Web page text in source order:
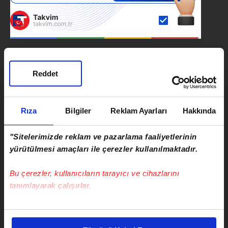
Rıza Bilgiler Reklam Ayarları Hakkında
"Sitelerimizde reklam ve pazarlama faaliyetlerinin
yürütülmesi amaçları ile çerezler kullanılmaktadır.
Bu çerezler, kullanıcıların tarayıcı ve cihazlarını
tanımlayarak çalışırlar.
Bu çerezlere izin vermeniz halinde sizlere özel
Reddet
Trabzonspor projesine İBB
ÖNCEKİ HABER
Sakarya'da motosiklet üzerinde
tehlikeli şov kamerada